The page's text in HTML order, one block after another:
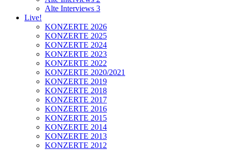
Alte Interviews 3
Live!
KONZERTE 2026
KONZERTE 2025
KONZERTE 2024
KONZERTE 2023
KONZERTE 2022
KONZERTE 2020/2021
KONZERTE 2019
KONZERTE 2018
KONZERTE 2017
KONZERTE 2016
KONZERTE 2015
KONZERTE 2014
KONZERTE 2013
KONZERTE 2012